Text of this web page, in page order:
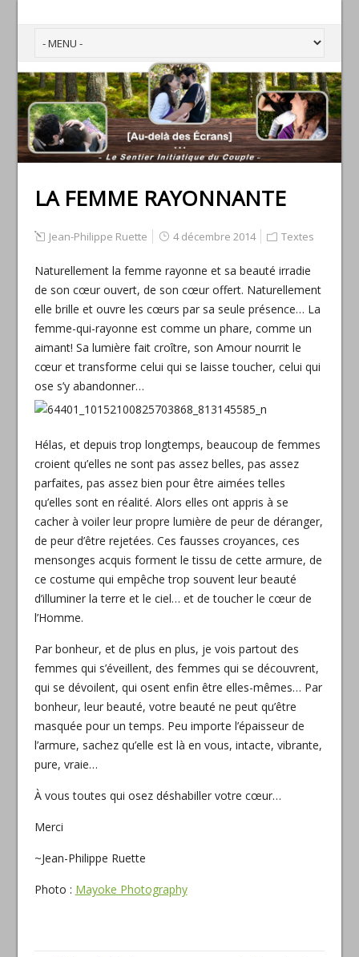
LA FEMME RAYONNANTE
Jean-Philippe Ruette 4 décembre 2014 Textes
Naturellement la femme rayonne et sa beauté irradie
de son cœur ouvert, de son cœur offert. Naturellement
elle brille et ouvre les cœurs par sa seule présence… La
femme-qui-rayonne est comme un phare, comme un
aimant! Sa lumière fait croître, son Amour nourrit le
cœur et transforme celui qui se laisse toucher, celui qui
ose s’y abandonner…
Hélas, et depuis trop longtemps, beaucoup de femmes
croient qu’elles ne sont pas assez belles, pas assez
parfaites, pas assez bien pour être aimées telles
qu’elles sont en réalité. Alors elles ont appris à se
cacher à voiler leur propre lumière de peur de déranger,
de peur d’être rejetées. Ces fausses croyances, ces
mensonges acquis forment le tissu de cette armure, de
ce costume qui empêche trop souvent leur beauté
d’illuminer la terre et le ciel… et de toucher le cœur de
l’Homme.
Par bonheur, et de plus en plus, je vois partout des
femmes qui s’éveillent, des femmes qui se découvrent,
qui se dévoilent, qui osent enfin être elles-mêmes… Par
bonheur, leur beauté, votre beauté ne peut qu’être
masquée pour un temps. Peu importe l’épaisseur de
l’armure, sachez qu’elle est là en vous, intacte, vibrante,
pure, vraie…
À vous toutes qui osez déshabiller votre cœur…
Merci
~Jean-Philippe Ruette
Photo : Mayoke Photography